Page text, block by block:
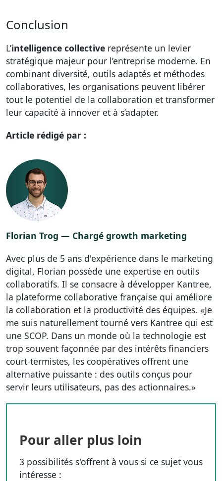
Conclusion
L’intelligence collective représente un levier
stratégique majeur pour l’entreprise moderne. En
combinant diversité, outils adaptés et méthodes
collaboratives, les organisations peuvent libérer
tout le potentiel de la collaboration et transformer
leur capacité à innover et à s’adapter.
Article rédigé par :
Florian Trog — Chargé growth marketing
Avec plus de 5 ans d'expérience dans le marketing
digital, Florian possède une expertise en outils
collaboratifs. Il se consacre à développer Kantree,
la plateforme collaborative française qui améliore
la collaboration et la productivité des équipes. «Je
me suis naturellement tourné vers Kantree qui est
une SCOP. Dans un monde où la technologie est
trop souvent façonnée par des intérêts financiers
court-termistes, les coopératives offrent une
alternative puissante : des outils conçus pour
servir leurs utilisateurs, pas des actionnaires.»
Pour aller plus loin
3 possibilités s'offrent à vous si ce sujet vous
intéresse :